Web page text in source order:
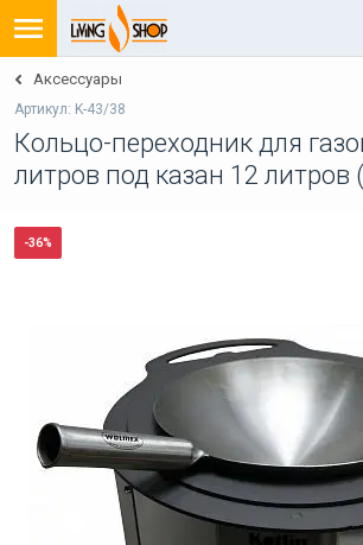
Аксессуары
Артикул: K-43/38
Кольцо-переходник для
литров под казан 12 литров
-36%